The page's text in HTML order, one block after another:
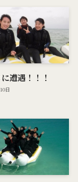
遭遇！！！
日